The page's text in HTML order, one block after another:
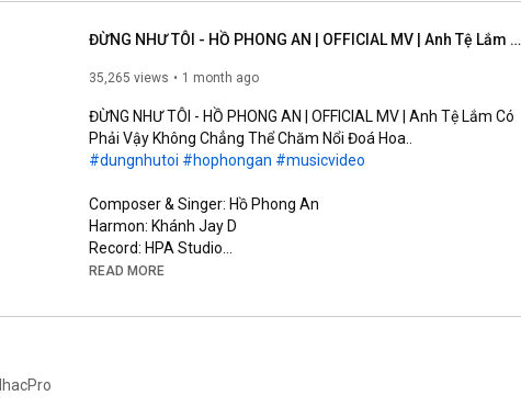
ĐỪNG NHƯ TÔI - HỒ PHONG AN | OFFICIAL MV | Anh Tệ Lắm Có Phải Vậy Không Chẳng Thể Chăm Nổi Đoá Hoa..
35,265 views 1 month ago
ĐỪNG NHƯ TÔI - HỒ PHONG AN | OFFICIAL MV | Anh Tệ Lắm Có
#dungnhutoi #hophongan #musicvideo
Composer & Singer: Hồ Phong An
Harmon: Khánh Jay D
Record: HPA Studio
Mix Master & Background Vocal: Đinh Hoàng Quốc
Screenwriter: Võ Thị Bích Trâm
READ MORE